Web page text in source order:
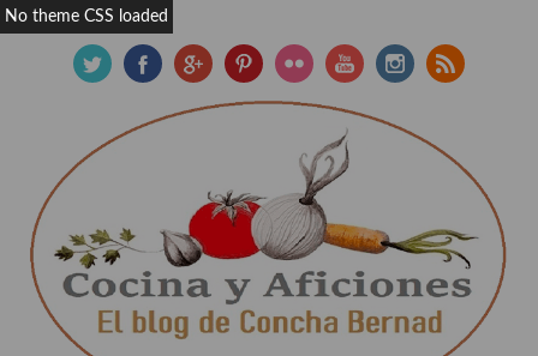
No theme CSS loaded